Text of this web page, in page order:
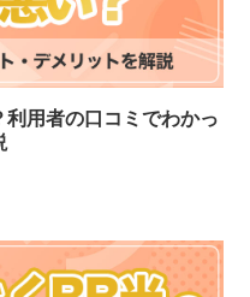
利用者の口コミでわかっ